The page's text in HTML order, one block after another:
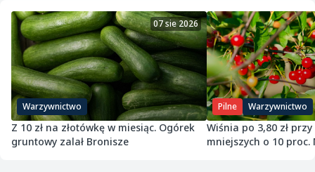
Warzywnictwo
07 sie 2026
Z 10 zł na złotówkę w miesiąc. Ogórek
gruntowy zalał Bronisze
Pilne Warzywnictwo
Wiśnia po 3,80 zł
mniejszych o 10 proc.